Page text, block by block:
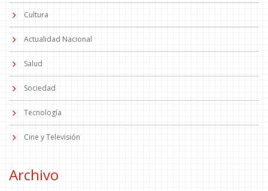
Cultura
Actualidad Nacional
Salud
Sociedad
Tecnología
Cine y Televisión
Archivo